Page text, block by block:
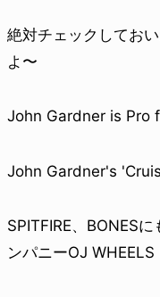
絶対チェックしてお
よ〜
John Gardner is Pro
John Gardner's
SPITFIRE、BONES
ンパニーOJ WHEELS